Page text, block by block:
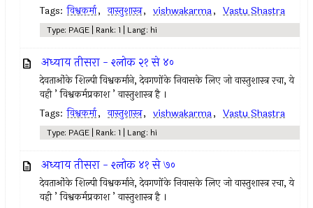
Tags: विश्वकर्मा, वास्तुशास्त्र, vishwakarma, Vastu Shastra
Type: PAGE | Rank: 1 | Lang: hi
अध्याय तीसरा - श्लोक २१ से ४०
देवताओंके शिल्पी विश्वकर्माने, देवगणोंके निवासके लिए जो वास्तुशास्त्र रचा, ये
वही ’ विश्वकर्मप्रकाश ’ वास्तुशास्त्र है ।
Tags: विश्वकर्मा, वास्तुशास्त्र, vishwakarma, Vastu Shastra
Type: PAGE | Rank: 1 | Lang: hi
अध्याय तीसरा - श्लोक ४१ से ७०
देवताओंके शिल्पी विश्वकर्माने, देवगणोंके निवासके लिए जो वास्तुशास्त्र रचा, ये
वही ’ विश्वकर्मप्रकाश ’ वास्तुशास्त्र है ।